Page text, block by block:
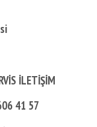
İLETİŞİM
41 57